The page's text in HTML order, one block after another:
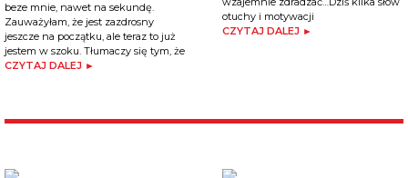
beze mnie, nawet na sekundę.
Zauważyłam, że jest zazdrosny
jeszcze na początku, ale teraz to już
jestem w szoku. Tłumaczy się tym, że
CZYTAJ DALEJ ►
otuchy i motywacji
CZYTAJ DALEJ ►